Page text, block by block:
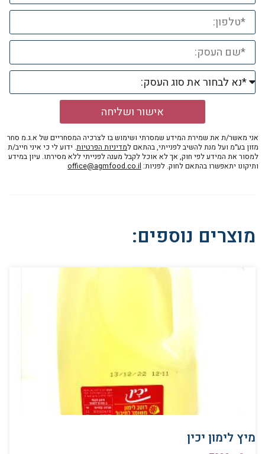
אישור ושליחה
אני מאשר/ת את שמירת המידע שמסרתי ושימוש בו לצרכיה המסחריים של א.ג.מ סחר
מזון בע״מ ועל מנת להשיב לפנייתי, בהתאם למדיניות הפרטיות. ידוע לי כי איני חייב/ת
למסור את המידע לפי חוק, אך לא אוכל לקבל מענה לפנייתי ללא מסירתו. עיון במידע
ותיקונו יתאפשרו בהתאם לחוק. לפניות: office@agmfood.co.il
מוצרים נוספים:
מיץ לימון יכין